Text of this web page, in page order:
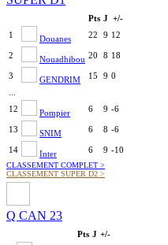
Pts J +/-
1
Douanes 22 9 12
2 Nouadhibou 20 8 18
3 GENDRIM 15 9 0
...
12
Pompier 6 9 -6
13 SNIM 6 8 -6
14 Inter 6 9 -10
CLASSEMENT COMPLET >
CLASSEMENT SUPER D2 >
Q CAN 23
Pts J +/-